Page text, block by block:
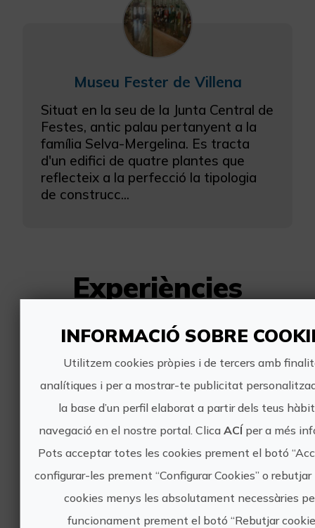
Museu Fester de Villena
Situat en la seu de la Junta Central de
Festes, antic palau pertanyent a la
família Selva-Mergelina. Es tracta
d'un edifici de quatre plantes que
reflecteix a la perfecció la tipologia
de construcc...
Experiències
pròximes
Escapada Cap de setmana
Moros i Cristians Villena 4-6 Set.
2026
230€
INFORMACIÓ SOBRE
Utilitzem cookies pròpies i de tercers amb
analítiques i per a mostrar-te publicitat
la base d’un perfil elaborat a partir dels teus
navegació en el nostre portal. Clica ACÍper a més
Pots acceptar totes les cookies prement el botó
configurar-les prement “Configurar Cookies” o
cookies menys les absolutament necessàries
funcionament prement el botó “Rebutjar